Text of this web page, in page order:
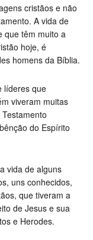
cristãos e não
A vida de
que têm muito a
hoje, é
homens da Bíblia.
líderes que
viveram muitas
do Espírito
vida de alguns
uns conhecidos,
que tiveram a
de Jesus e sua
e Herodes.